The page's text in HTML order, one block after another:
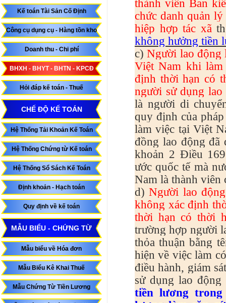
Kế toán Tài Sản Cố Định
Công cụ dụng cụ - Hàng tồn kho
Doanh thu - Chi phí
BHXH - BHYT - BHTN - KPCĐ
Hỏi đáp kế toán - Thuế
CHẾ ĐỘ KẾ TOÁN
Hệ Thống Tải Khoản Kế Toán
Hệ Thống Chứng từ Kế toán
Hệ Thống Sổ Sách Kế Toán
Định khoản - Hạch toán
Quy định về kế toán
MẪU BIỂU - CHỨNG TỪ
Mẫu biểu về Hóa đơn
Mẫu Biểu Kê Khai Thuế
Mẫu Chứng Từ Tiền Lương
thành viên Ban
chức danh quản
hiệp hợp tác xã
không hưởng tiền
c)Người lao động
Việt Nam khi
định thời hạn có
người sử dụng
là người di
quy định của
làm việc tại Việt
đồng lao động
khoản 2 Điều
ước quốc tế mà
Nam là thành
d)Người lao
không xác định
thời hạn có thời
trường hợp người
thỏa thuận bằng
hiện về việc làm
điều hành, giám
sử dụng lao
tiền lương